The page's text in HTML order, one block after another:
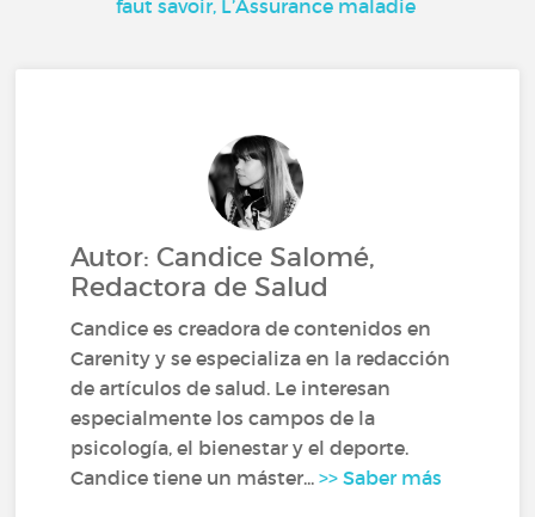
faut savoir, L’Assurance maladie
Autor: Candice Salomé,
Redactora de Salud
Candice es creadora de contenidos en
Carenity y se especializa en la redacción
de artículos de salud. Le interesan
especialmente los campos de la
psicología, el bienestar y el deporte.
Candice tiene un máster...>> Saber más